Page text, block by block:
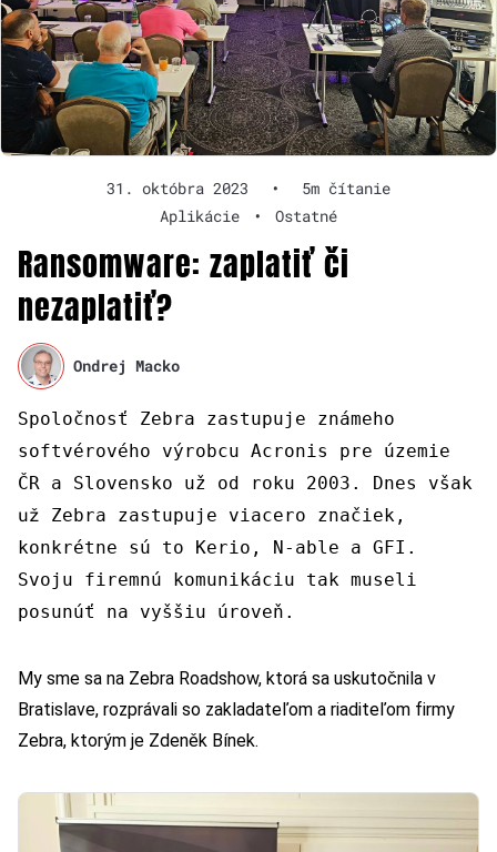
31. októbra 2023 •
5m čítanie
Aplikácie
• Ostatné
Ransomware: zaplatiť či
nezaplatiť?
Ondrej Macko
Spoločnosť Zebra zastupuje známeho
softvérového výrobcu Acronis pre územie
ČR a Slovensko už od roku 2003 . Dnes však
už
Zebra zastupuje viacero značiek,
konkrétne sú to Kerio, N-able a GFI.
Svoju firemnú komunikáciu tak museli
posunúť na vyššiu úroveň.
My sme sa na Zebra Roadshow, ktorá sa uskutočnila v
Bratislave, rozprávali so zakladateľom a riaditeľom firmy
Zebra, ktorým je Zdeněk Bínek.